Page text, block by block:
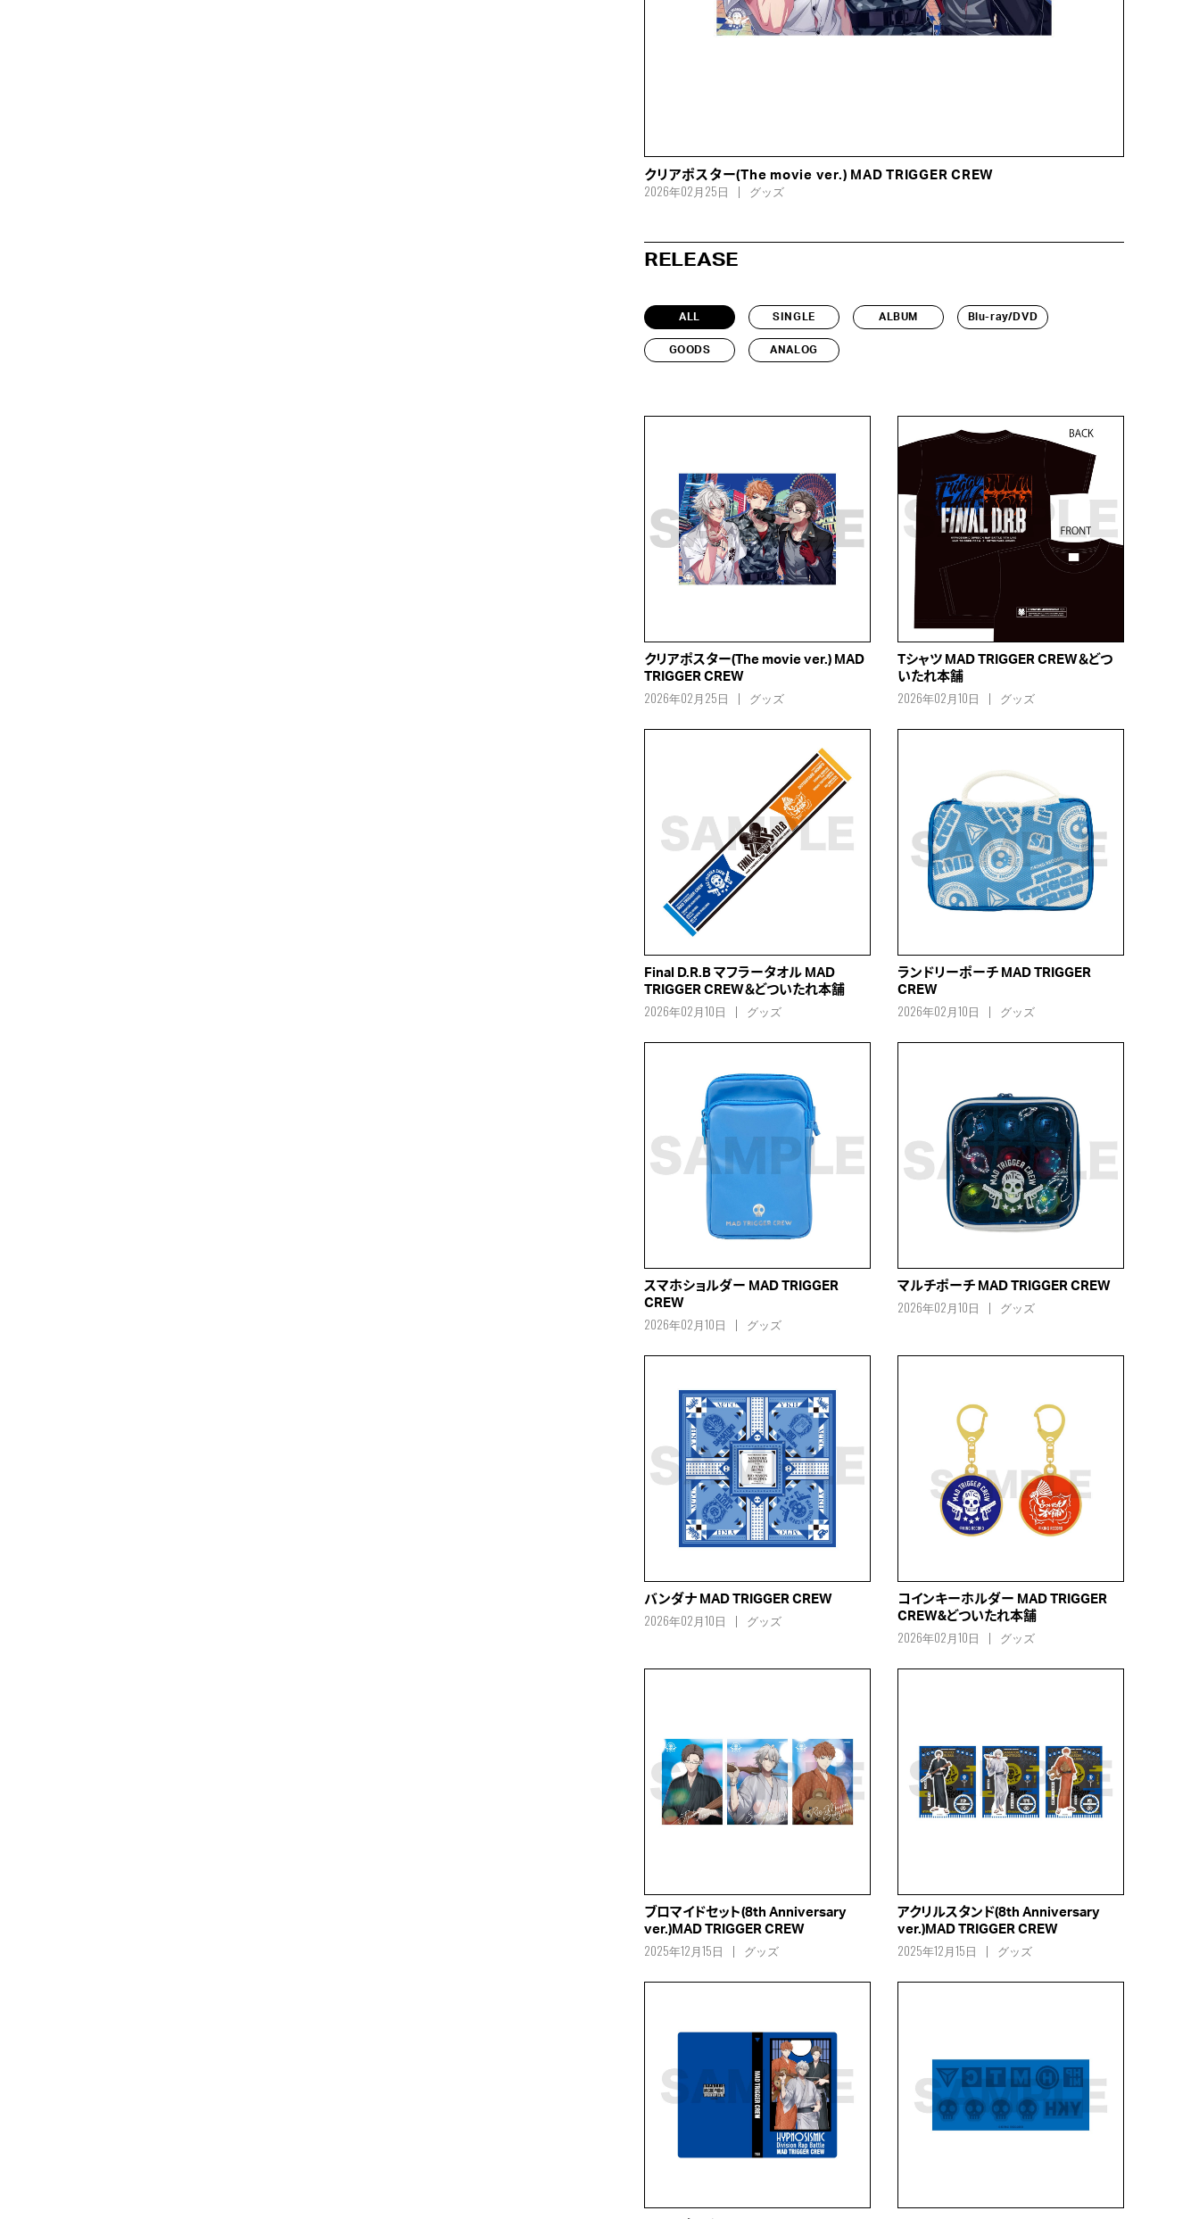
クリアポスター(The movie ver.) MAD TRIGGER CREW
2026年02月25日 グッズ
RELEASE
ALL SINGLE ALBUM Blu-ray/DVD
GOODS ANALOG
クリアポスター(The movie ver.) MAD
TRIGGER CREW
2026年02月25日 グッズ
Tシャツ MAD TRIGGER CREW＆どつ
いたれ本舗
2026年02月10日 グッズ
Final D.R.B マフラータオル MAD
TRIGGER CREW＆どついたれ本舗
2026年02月10日 グッズ
ランドリーポーチ MAD TRIGGER
CREW
2026年02月10日 グッズ
スマホショルダー MAD TRIGGER
CREW
2026年02月10日 グッズ
マルチポーチ MAD TRIGGER CREW
2026年02月10日 グッズ
バンダナ MAD TRIGGER CREW
2026年02月10日 グッズ
コインキーホルダー MAD TRIGGER
CREW&どついたれ本舗
2026年02月10日 グッズ
ブロマイドセット(8th Anniversary
ver.)MAD TRIGGER CREW
2025年12月15日 グッズ
アクリルスタンド(8th Anniversary
ver.)MAD TRIGGER CREW
2025年12月15日 グッズ